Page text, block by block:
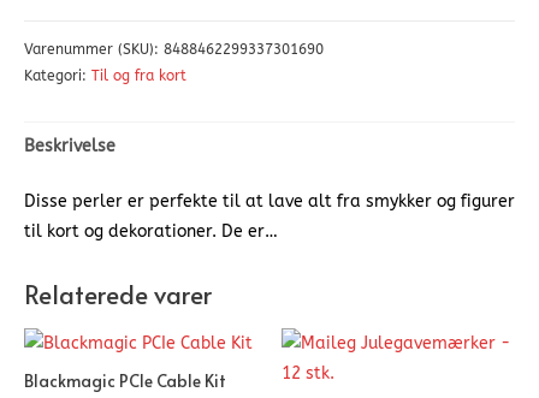
Varenummer (SKU): 8488462299337301690
Kategori: Til og fra kort
Beskrivelse
Disse perler er perfekte til at lave alt fra smykker og figurer
til kort og dekorationer. De er…
Relaterede varer
Blackmagic PCIe Cable Kit